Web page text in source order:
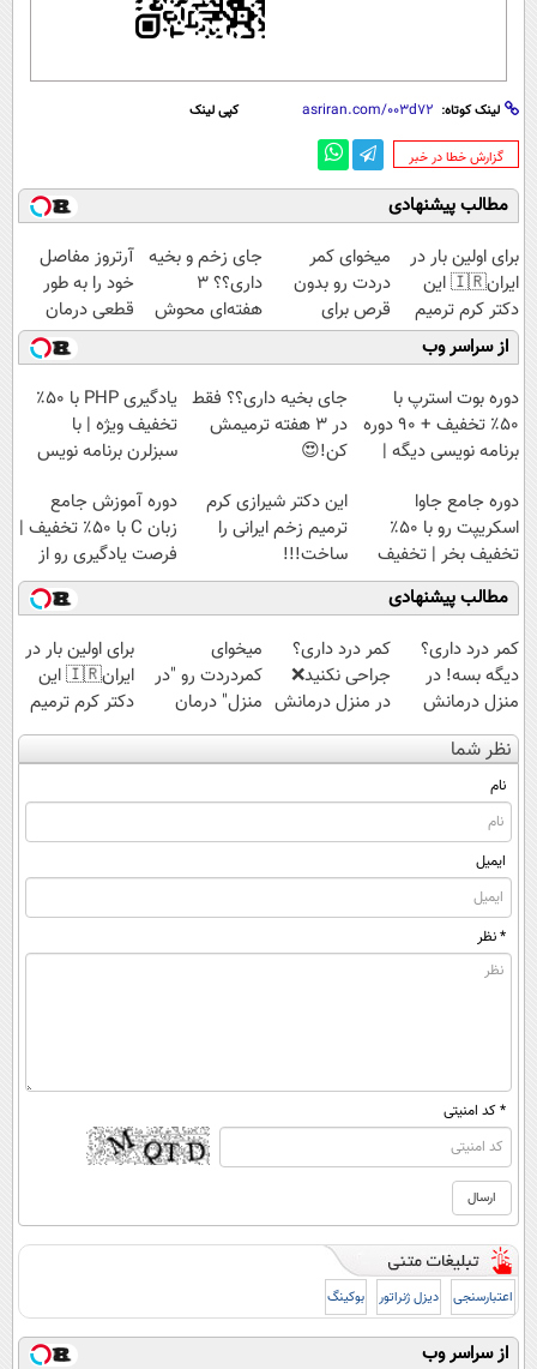
لینک کوتاه: کپی لینک
‌گزارش خطا در خبر
مطالب پیشنهادی
برای اولین بار در
ایران🇮🇷 این
دکتر کرم ترمیم
کننده 23 روزه
ساخت!
میخوای کمر
دردت رو بدون
قرص برای
همیشه خوب
کنی؟
(◂پرسش‌نامه رو
پر کن)
جای زخم و بخیه
داری؟؟ 3
هفته‌ای محوش
کن!
آرتروز مفاصل
خود را به طور
قطعی درمان
کنید!
◗پرسش‌نامه◖
از سراسر وب
دوره بوت استرپ با
۵۰٪ تخفیف + 90 دوره
برنامه نویسی دیگه |
جای بخیه داری؟؟ فقط
در 3 هفته ترمیمش
کن!😍
یادگیری PHP با ۵۰٪
تخفیف ویژه | با
سبزلرن برنامه نویس
دوره جامع جاوا
اسکریپت رو با ۵۰٪
تخفیف بخر | تخفیف
سبزلرن شروع شد
این دکتر شیرازی کرم
ترمیم زخم ایرانی را
ساخت!!!
دوره آموزش جامع
زبان C با ۵۰٪ تخفیف |
فرصت یادگیری رو از
دست نده
مطالب پیشنهادی
کمر درد داری؟
دیگه بسه! در
منزل درمانش
کن
(◀پرسش‌نامه)
کمر درد داری؟
جراحی نکنید❌
در منزل درمانش
کن
(◂پرسش‌نامه)
میخوای
کمردردت رو "در
منزل" درمان
کنی؟ (◂فیلم +
◂پرسش‌نامه)
برای اولین بار در
ایران🇮🇷 این
دکتر کرم ترمیم
کننده 23 روزه
ساخت!
نظر شما
نام
ایمیل
* نظر
* کد امنیتی
اعتبارسنجی دیزل ژنراتور بوکینگ
از سراسر وب